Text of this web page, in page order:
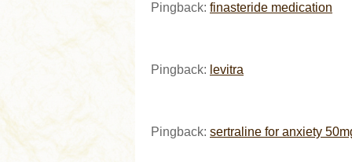
Pingback: finasteride medication
Pingback: levitra
Pingback: sertraline for anxiety